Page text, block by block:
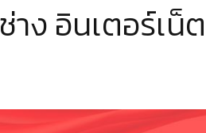
าง อินเตอร์เน็ต